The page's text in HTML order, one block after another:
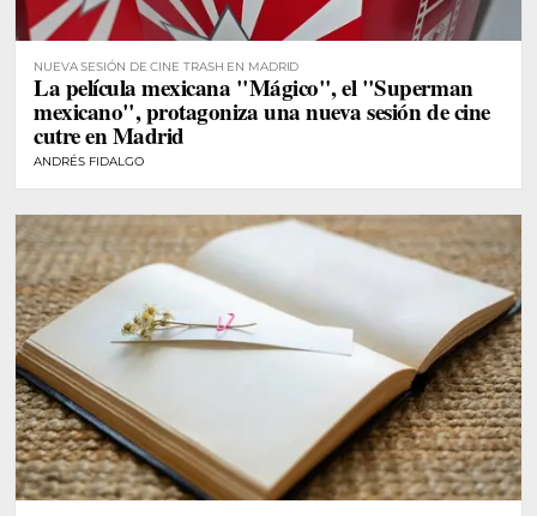
NUEVA SESIÓN DE CINE TRASH EN MADRID
La película mexicana "Mágico", el "Superman
mexicano", protagoniza una nueva sesión de cine
cutre en Madrid
ANDRÉS FIDALGO